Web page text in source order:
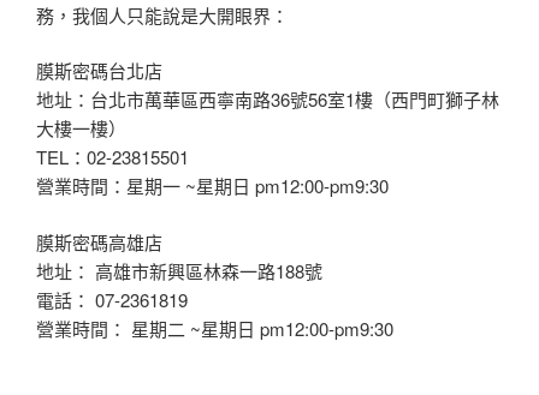
務，我個人只能說是大開眼界：
膜斯密碼台北店
地址：台北市萬華區西寧南路36號56室1樓（西門町獅子林
大樓一樓）
TEL：02-23815501
營業時間：星期一 ~星期日 pm12:00-pm9:30
膜斯密碼高雄店
地址： 高雄市新興區林森一路188號
電話： 07-2361819
營業時間： 星期二 ~星期日 pm12:00-pm9:30